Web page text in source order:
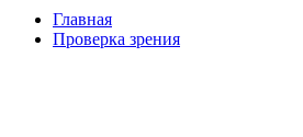
Главная
Проверка зрения